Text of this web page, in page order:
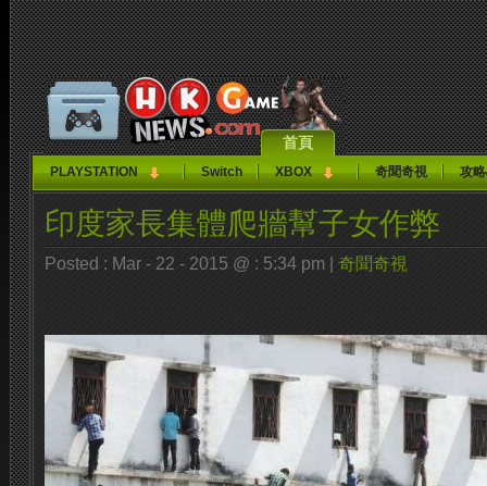
首頁
PLAYSTATION Switch XBOX 奇聞奇視 攻
印度家長集體爬牆幫子女作弊
Posted : Mar - 22 - 2015 @ : 5:34 pm | 奇聞奇視